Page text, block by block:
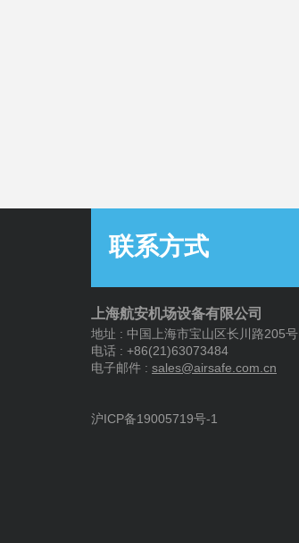
联系方式
上海航安机场设备有限公司
地址 : 中国上海市宝山区长川路205号
电话 : +86(21)63073484
电子邮件 : sales@airsafe.com.cn
沪ICP备19005719号-1